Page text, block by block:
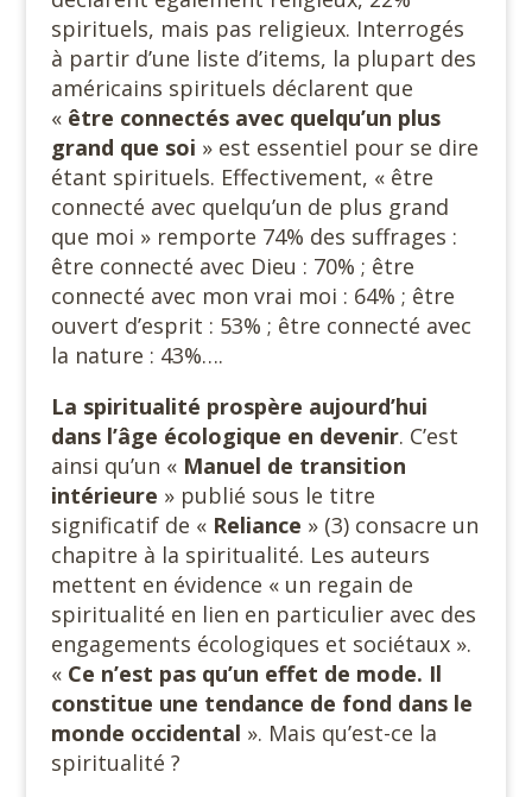
spirituels, mais pas religieux. Interrogés
à partir d’une liste d’items, la plupart des
américains spirituels déclarent que
« être connectés avec quelqu’un plus
grand que soi » est essentiel pour se dire
étant spirituels. Effectivement, « être
connecté avec quelqu’un de plus grand
que moi » remporte 74% des suffrages :
être connecté avec Dieu : 70% ; être
connecté avec mon vrai moi : 64% ; être
ouvert d’esprit : 53% ; être connecté avec
la nature : 43%….
La spiritualité prospère aujourd’hui
dans l’âge écologique en devenir. C’est
ainsi qu’un « Manuel de transition
intérieure » publié sous le titre
significatif de « Reliance » (3) consacre un
chapitre à la spiritualité. Les auteurs
mettent en évidence « un regain de
spiritualité en lien en particulier avec des
engagements écologiques et sociétaux ».
« Ce n’est pas qu’un effet de mode. Il
constitue une tendance de fond dans le
monde occidental ». Mais qu’est-ce la
spiritualité ?